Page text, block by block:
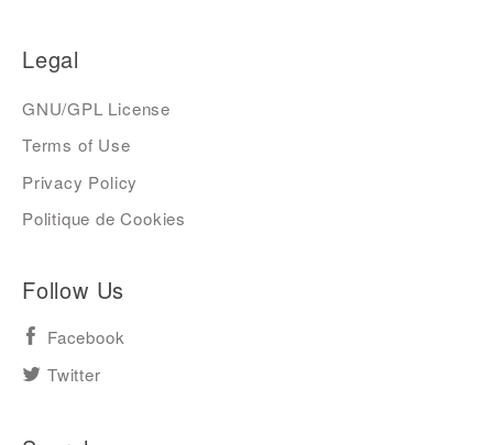
Legal
GNU/GPL License
Terms of Use
Privacy Policy
Politique de Cookies
Follow Us
Facebook
Twitter